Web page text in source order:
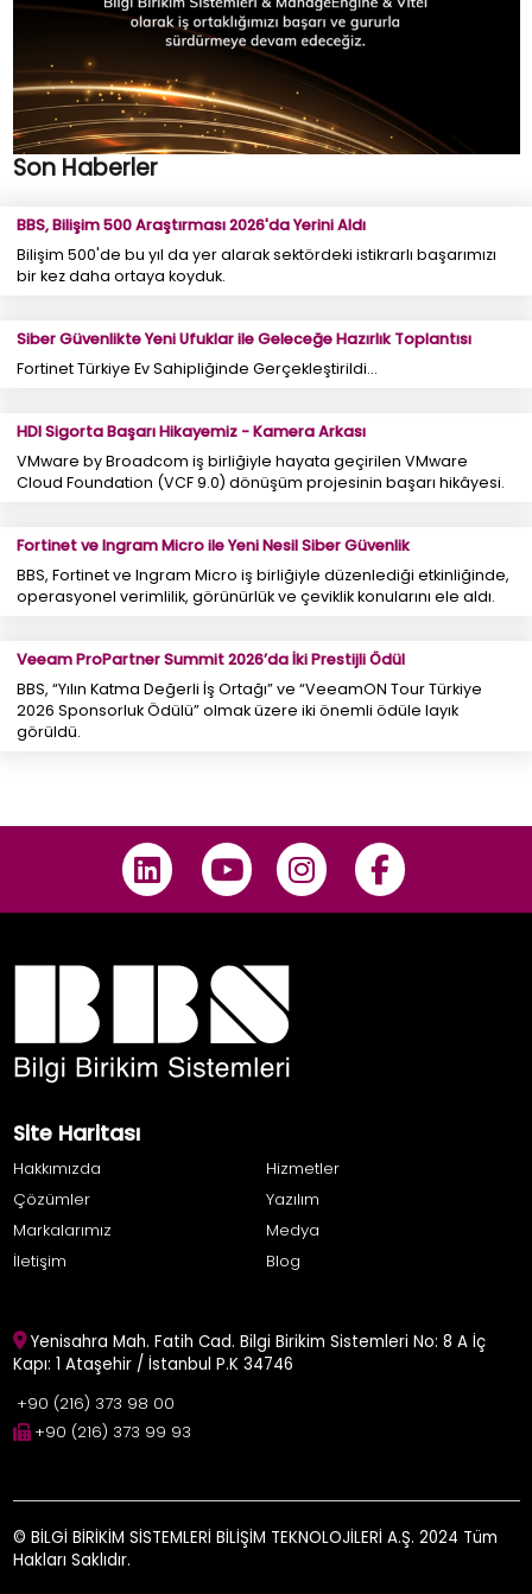
Son Haberler
BBS, Bilişim 500 Araştırması 2026'da Yerini Aldı
Bilişim 500'de bu yıl da yer alarak sektördeki istikrarlı başarımızı
bir kez daha ortaya koyduk.
Siber Güvenlikte Yeni Ufuklar ile Geleceğe Hazırlık Toplantısı
Fortinet Türkiye Ev Sahipliğinde Gerçekleştirildi...
HDI Sigorta Başarı Hikayemiz - Kamera Arkası
VMware by Broadcom iş birliğiyle hayata geçirilen VMware
Cloud Foundation (VCF 9.0) dönüşüm projesinin başarı hikâyesi.
Fortinet ve Ingram Micro ile Yeni Nesil Siber Güvenlik
BBS, Fortinet ve Ingram Micro iş birliğiyle düzenlediği etkinliğinde,
operasyonel verimlilik, görünürlük ve çeviklik konularını ele aldı.
Veeam ProPartner Summit 2026’da İki Prestijli Ödül
BBS, “Yılın Katma Değerli İş Ortağı” ve “VeeamON Tour Türkiye
2026 Sponsorluk Ödülü” olmak üzere iki önemli ödüle layık
görüldü.
Site Haritası
Hakkımızda
Hizmetler
Çözümler
Yazılım
Markalarımız
Medya
İletişim
Blog
Yenisahra Mah. Fatih Cad. Bilgi Birikim Sistemleri No: 8 A İç
Kapı: 1 Ataşehir / İstanbul P.K 34746
+90 (216) 373 98 00
+90 (216) 373 99 93
© BİLGİ BİRİKİM SİSTEMLERİ BİLİŞİM TEKNOLOJİLERİ A.Ş. 2024 Tüm
Hakları Saklıdır.